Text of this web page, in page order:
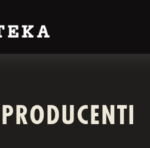
PRODUCENTI